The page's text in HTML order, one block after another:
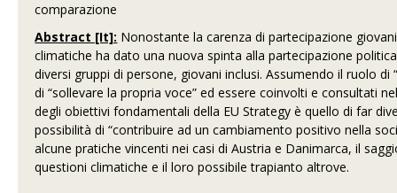
comparazione
Abstract [It]: Nonostante la carenza di partecipazione
climatiche ha dato una nuova spinta alla partecipazione
diversi gruppi di persone, giovani inclusi. Assumendo il ruolo
di “sollevare la propria voce” ed essere coinvolti e consultati
degli obiettivi fondamentali della EU Strategy è quello di far
possibilità di “contribuire ad un cambiamento positivo nella
alcune pratiche vincenti nei casi di Austria e Danimarca, il
questioni climatiche e il loro possibile trapianto altrove.